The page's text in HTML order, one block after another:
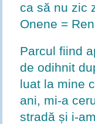
ca să nu zic
Onene =
Parcul fiind
de odihnit
luat la mine
ani, mi-a
stradă și i-